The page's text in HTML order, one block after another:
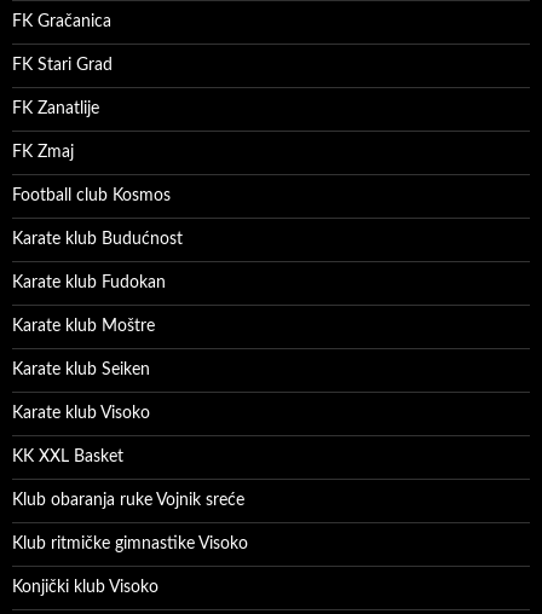
FK Gračanica
FK Stari Grad
FK Zanatlije
FK Zmaj
Football club Kosmos
Karate klub Budućnost
Karate klub Fudokan
Karate klub Moštre
Karate klub Seiken
Karate klub Visoko
KK XXL Basket
Klub obaranja ruke Vojnik sreće
Klub ritmičke gimnastike Visoko
Konjički klub Visoko